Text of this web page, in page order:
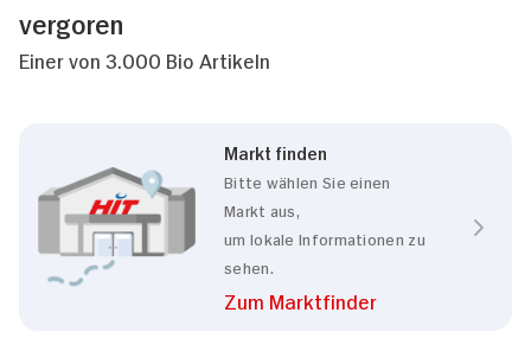
vergoren
Einer von 3.000 Bio Artikeln
Markt finden
Bitte wählen Sie einen
Markt aus,
um lokale Informationen zu
sehen.
Zum Marktfinder